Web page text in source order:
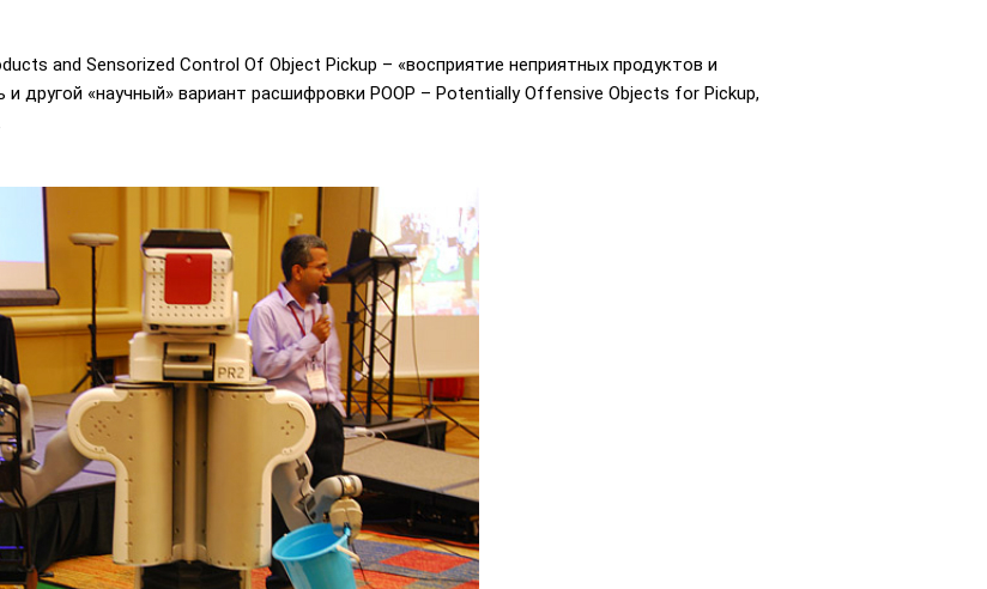
and Sensorized Control Of Object Pickup – «восприятие неприятных продуктов и
другой «научный» вариант расшифровки POOP – Potentially Offensive Objects for Pickup,